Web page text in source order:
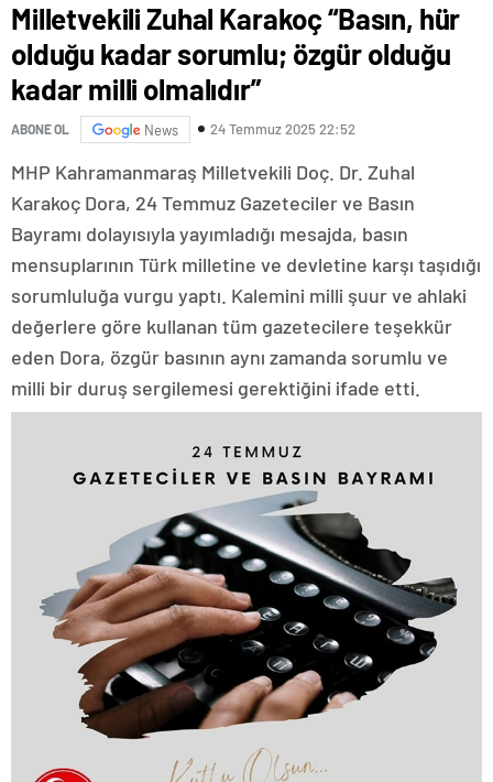
Milletvekili Zuhal Karakoç “Basın, hür
olduğu kadar sorumlu; özgür olduğu
kadar milli olmalıdır”
ABONE OL News 24 Temmuz 2025 22:52
MHP Kahramanmaraş Milletvekili Doç. Dr. Zuhal
Karakoç Dora, 24 Temmuz Gazeteciler ve Basın
Bayramı dolayısıyla yayımladığı mesajda, basın
mensuplarının Türk milletine ve devletine karşı taşıdığı
sorumluluğa vurgu yaptı. Kalemini milli şuur ve ahlaki
değerlere göre kullanan tüm gazetecilere teşekkür
eden Dora, özgür basının aynı zamanda sorumlu ve
milli bir duruş sergilemesi gerektiğini ifade etti.